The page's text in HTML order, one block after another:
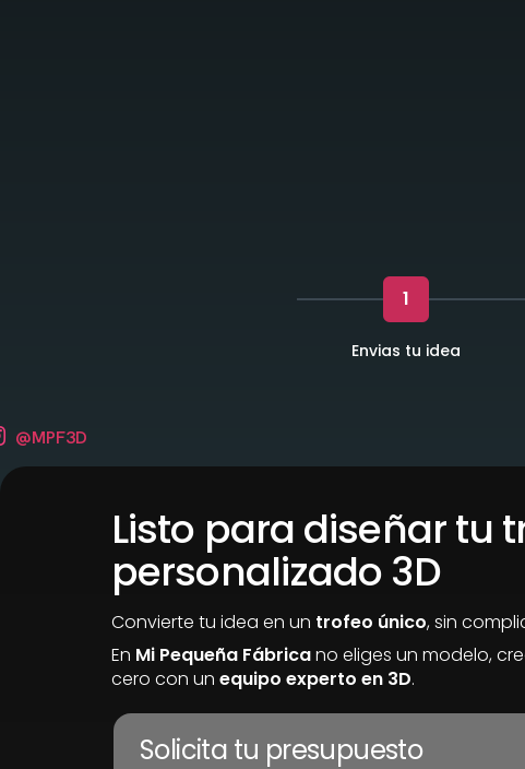
1
Envias tu idea
Listo para diseñar tu
personalizado 3D
Convierte tu idea en un trofeo único, sin
En Mi Pequeña Fábricano eliges un modelo,
cero con un equipo experto en 3D.
Solicita tu presupuesto
@MPF3D